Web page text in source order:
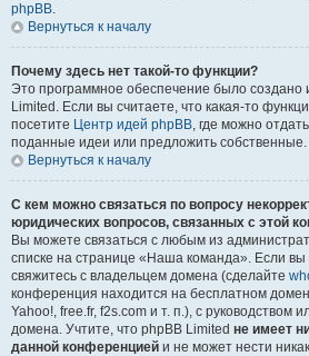
phpBB.
Вернуться к началу
Почему здесь нет такой-то функции?
Это программное обеспечение было создано
Limited. Если вы считаете, что какая-то
посетите Центр идей phpBB, где можно
поданные идеи или предложить собственные.
Вернуться к началу
С кем можно связаться по вопросу
юридических вопросов, связанных с этой
Вы можете связаться с любым из
списке на странице «Наша команда». Если вы
свяжитесь с владельцем домена (сделайте
конференция находится на бесплатном
Yahoo!, free.fr, f2s.com и т. п.), с руководством
домена. Учтите, что phpBB Limited не имеет
данной конференцией и не может нести